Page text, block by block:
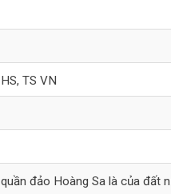
HS, TS VN
quần đảo Hoàng Sa là của đất